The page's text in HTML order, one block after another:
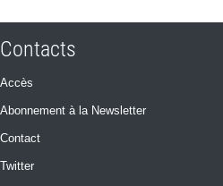
Contacts
Accès
Abonnement à la Newsletter
Contact
Twitter